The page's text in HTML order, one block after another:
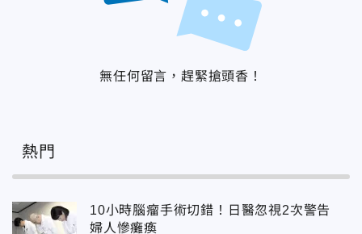
無任何留言，趕緊搶頭香！
熱門
10小時腦瘤手術切錯！日醫忽視2次警告
婦人慘癱瘓